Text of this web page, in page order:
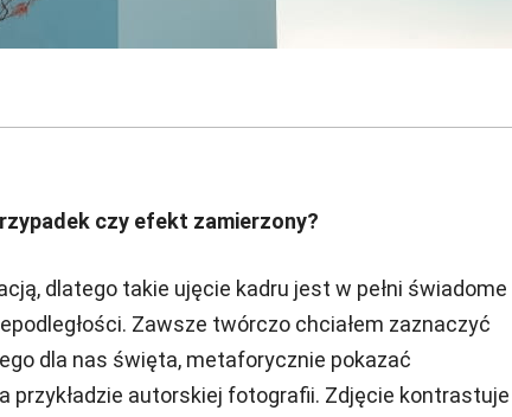
czy efekt zamierzony?
dlatego takie ujęcie kadru jest w pełni świadome
Zawsze twórczo chciałem zaznaczyć
dla nas święta, metaforycznie pokazać
przykładzie autorskiej fotografii. Zdjęcie kontrastuje